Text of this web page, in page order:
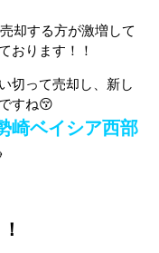
却する方が激増して
おります！！
切って売却し、新し
すね😚
崎ベイシア西部